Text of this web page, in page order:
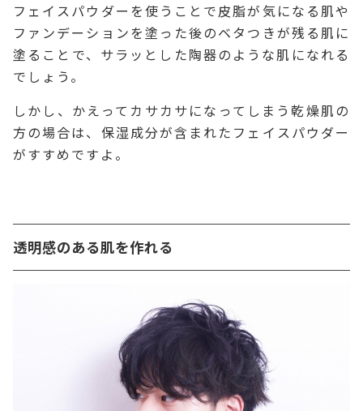
フェイスパウダーを使うことで皮脂が気になる肌や
ファンデーションを塗った後のベタつきが残る肌に
塗ることで、サラッとした陶器のような肌になれる
でしょう。
しかし、かえってカサカサになってしまう乾燥肌の
方の場合は、保湿成分が含まれたフェイスパウダー
がすすめですよ。
透明感のある肌を作れる